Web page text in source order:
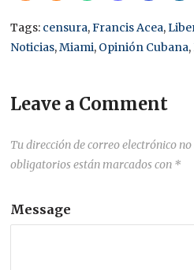
Tags: censura,Francis Acea,
Noticias,Miami, Opinión Cubana,
Leave a Comment
Tu dirección de correo electrónico
obligatorios están marcados con *
Message